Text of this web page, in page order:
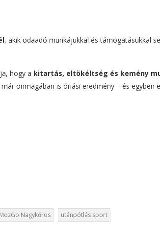
, akik odaadó munkájukkal és támogatásukkal
hogy a kitartás, eltökéltség és kemény
önmagában is óriási eredmény – és egyben
MozGo Nagykőrös utánpótlás sport